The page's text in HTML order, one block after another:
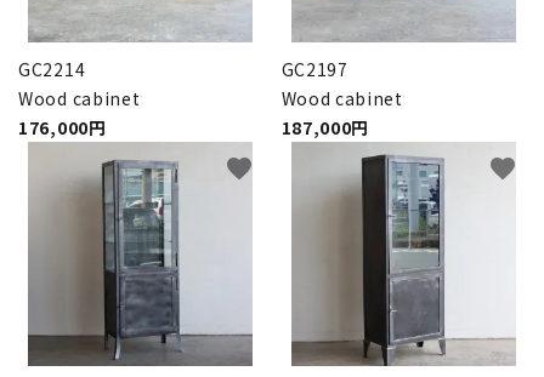
GC2214
Wood cabinet
176,000円
GC2197
Wood cabinet
187,000円
favorite favorite